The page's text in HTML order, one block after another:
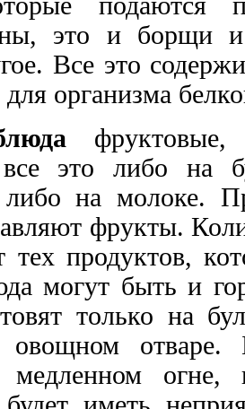
это и борщи
Все это
для организма
фруктовые,
все это либо на
на молоке.
фрукты.
тех продуктов,
могут быть и
только на
овощном отваре.
медленном огне,